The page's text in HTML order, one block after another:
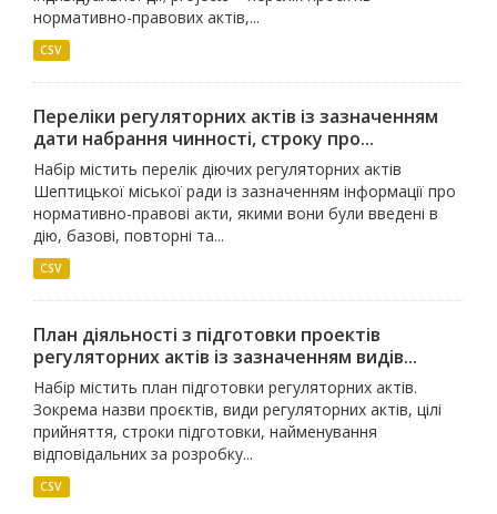
нормативно-правових актів,...
CSV
Переліки регуляторних актів із зазначенням
дати набрання чинності, строку про...
Набір містить перелік діючих регуляторних актів
Шептицької міської ради із зазначенням інформації про
нормативно-правові акти, якими вони були введені в
дію, базові, повторні та...
CSV
План діяльності з підготовки проектів
регуляторних актів із зазначенням видів...
Набір містить план підготовки регуляторних актів.
Зокрема назви проєктів, види регуляторних актів, цілі
прийняття, строки підготовки, найменування
відповідальних за розробку...
CSV